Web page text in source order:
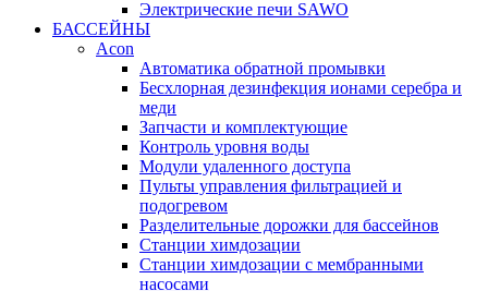
Электрические печи SAWO
БАССЕЙНЫ
Acon
Автоматика обратной промывки
Беcхлорная дезинфекция ионами серебра и
меди
Запчасти и комплектующие
Контроль уровня воды
Модули удаленного доступа
Пульты управления фильтрацией и
подогревом
Разделительные дорожки для бассейнов
Станции химдозации
Станции химдозации с мембранными
насосами